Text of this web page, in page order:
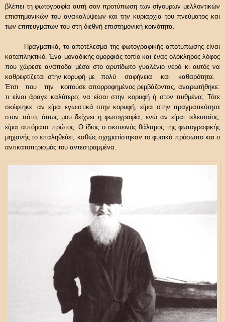
βλέπει τη φωτογραφία αυτή σαν προτύπωση των σίγουρων μελλοντικών
επιστημονικών του ανακαλύψεων και την κυριαρχία του πνεύματος και
των επιτευγμάτων του στη διεθνή επιστημονική κοινότητα.
Πραγματικά, το αποτέλεσμα της φωτογραφικής αποτύπωσης είναι
καταπληκτικό. Ένα μοναδικής ομορφιάς τοπίο και ένας ολόκληρος λόφος
που χώρεσε ανάποδα μέσα στο αρυτίδωτο γυαλένιο νερό κι αυτός να
καθρεφτίζεται στην κορυφή με πολύ σαφήνεια και καθαρότητα.
Έτσι που την κοιτούσε απορροφημένος ρεμβάζοντας, αναρωτήθηκε:
τι είναι άραγε καλύτερο; να είσαι στην κορυφή ή στον πυθμένα; Τότε
σκέφτηκε: αν είμαι εγωιστικά στην κορυφή, είμαι στην πραγματικότητα
στον πάτο, όπως μου δείχνει η φωτογραφία, ενώ αν είμαι τελευταίος,
είμαι αυτόματα πρώτος. Ο ίδιος ο σκοτεινός θάλαμος της φωτογραφικής
μηχανής το επαληθεύει, καθώς σχηματίστηκαν το φυσικό πρόσωπο και ο
αντικατοπτρισμός του αντεστραμμένα.